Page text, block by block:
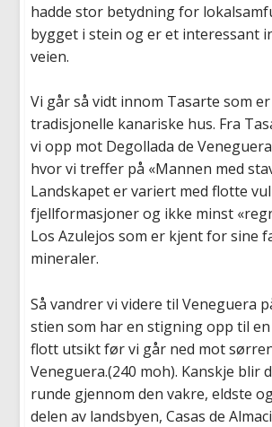
hadde stor betydning for
bygget i stein og er et interessant
veien.
Vi går så vidt innom Tasarte som
tradisjonelle kanariske hus. Fra
vi opp mot Degollada de
hvor vi treffer på «Mannen med
Landskapet er variert med flotte
fjellformasjoner og ikke minst
Los Azulejos som er kjent for sine
mineraler.
Så vandrer vi videre til Veneguera
stien som har en stigning opp til
flott utsikt før vi går ned mot
Veneguera.(240 moh). Kanskje blir
runde gjennom den vakre, eldste
delen av landsbyen, Casas de